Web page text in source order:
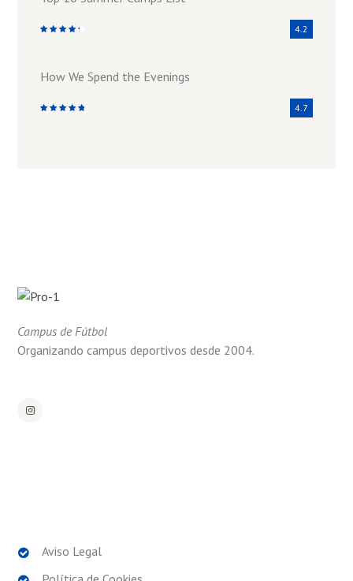
4.2
How We Spend the Evenings
4.7
Campus de Fútbol
Organizando campus deportivos desde 2004.
Aviso Legal